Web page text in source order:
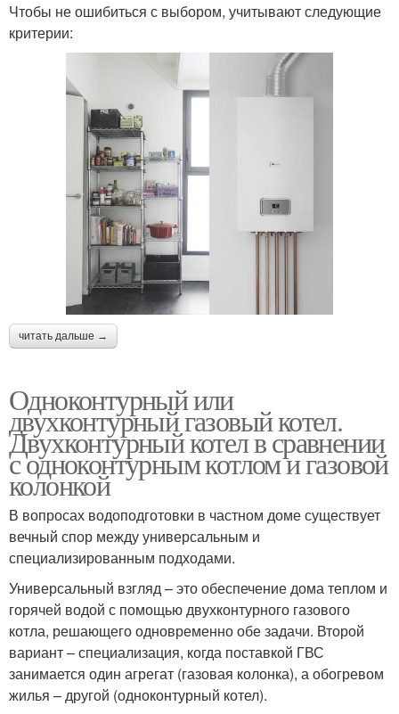
Чтобы не ошибиться с выбором, учитывают следующие
критерии:
читать дальше →
Одноконтурный или
двухконтурный газовый котел.
Двухконтурный котел в сравнении
с одноконтурным котлом и газовой
колонкой
В вопросах водоподготовки в частном доме существует
вечный спор между универсальным и
специализированным подходами.
Универсальный взгляд – это обеспечение дома теплом и
горячей водой с помощью двухконтурного газового
котла, решающего одновременно обе задачи. Второй
вариант – специализация, когда поставкой ГВС
занимается один агрегат (газовая колонка), а обогревом
жилья – другой (одноконтурный котел).